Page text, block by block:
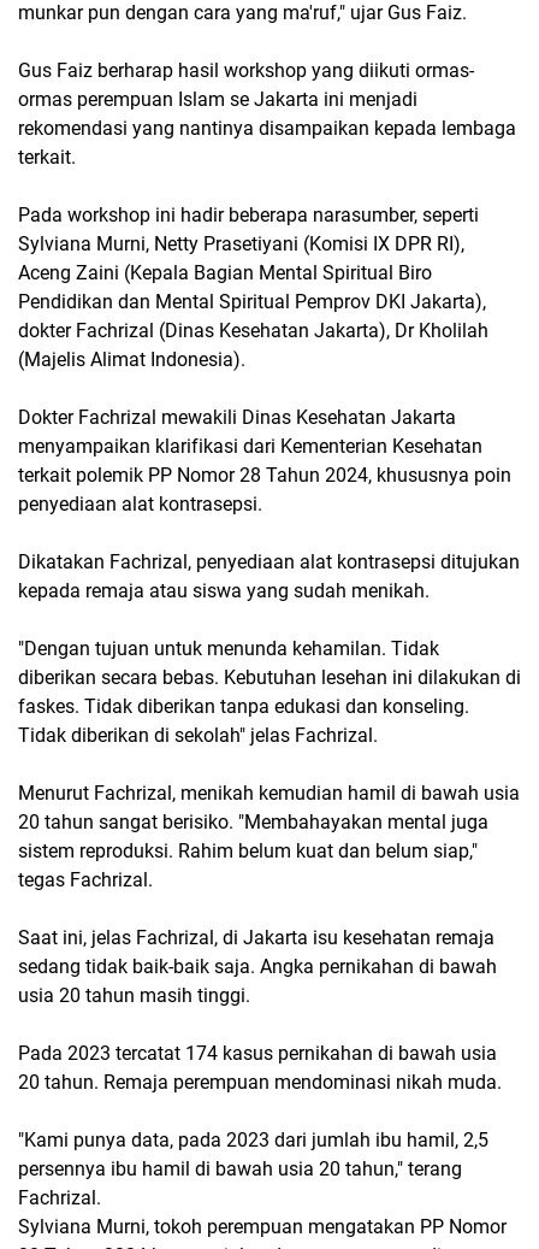
munkar pun dengan cara yang ma'ruf," ujar Gus Faiz.
Gus Faiz berharap hasil workshop yang diikuti ormas-
ormas perempuan Islam se Jakarta ini menjadi
rekomendasi yang nantinya disampaikan kepada lembaga
terkait.
Pada workshop ini hadir beberapa narasumber, seperti
Sylviana Murni, Netty Prasetiyani (Komisi IX DPR RI),
Aceng Zaini (Kepala Bagian Mental Spiritual Biro
Pendidikan dan Mental Spiritual Pemprov DKI Jakarta),
dokter Fachrizal (Dinas Kesehatan Jakarta), Dr Kholilah
(Majelis Alimat Indonesia).
Dokter Fachrizal mewakili Dinas Kesehatan Jakarta
menyampaikan klarifikasi dari Kementerian Kesehatan
terkait polemik PP Nomor 28 Tahun 2024, khususnya poin
penyediaan alat kontrasepsi.
Dikatakan Fachrizal, penyediaan alat kontrasepsi ditujukan
kepada remaja atau siswa yang sudah menikah.
"Dengan tujuan untuk menunda kehamilan. Tidak
diberikan secara bebas. Kebutuhan lesehan ini dilakukan di
faskes. Tidak diberikan tanpa edukasi dan konseling.
Tidak diberikan di sekolah" jelas Fachrizal.
Menurut Fachrizal, menikah kemudian hamil di bawah usia
20 tahun sangat berisiko. "Membahayakan mental juga
sistem reproduksi. Rahim belum kuat dan belum siap,"
tegas Fachrizal.
Saat ini, jelas Fachrizal, di Jakarta isu kesehatan remaja
sedang tidak baik-baik saja. Angka pernikahan di bawah
usia 20 tahun masih tinggi.
Pada 2023 tercatat 174 kasus pernikahan di bawah usia
20 tahun. Remaja perempuan mendominasi nikah muda.
"Kami punya data, pada 2023 dari jumlah ibu hamil, 2,5
persennya ibu hamil di bawah usia 20 tahun," terang
Fachrizal.
Sylviana Murni, tokoh perempuan mengatakan PP Nomor